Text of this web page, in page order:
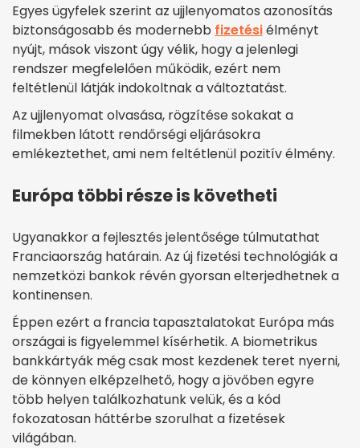
Egyes ügyfelek szerint az ujjlenyomatos azonosítás
biztonságosabb és modernebb fizetésiélményt
nyújt, mások viszont úgy vélik, hogy a jelenlegi
rendszer megfelelően működik, ezért nem
feltétlenül látják indokoltnak a változtatást.
Az ujjlenyomat olvasása, rögzítése sokakat a
filmekben látott rendőrségi eljárásokra
emlékeztethet, ami nem feltétlenül pozitív élmény.
Európa többi része is követheti
Ugyanakkor a fejlesztés jelentősége túlmutathat
Franciaország határain. Az új fizetési technológiák a
nemzetközi bankok révén gyorsan elterjedhetnek a
kontinensen.
Éppen ezért a francia tapasztalatokat Európa más
országai is figyelemmel kísérhetik. A biometrikus
bankkártyák még csak most kezdenek teret nyerni,
de könnyen elképzelhető, hogy a jövőben egyre
több helyen találkozhatunk velük, és a kód
fokozatosan háttérbe szorulhat a fizetések
világában.